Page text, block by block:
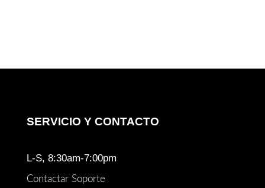
SERVICIO Y CONTACTO
L-S, 8:30am-7:00pm
Contactar Soporte